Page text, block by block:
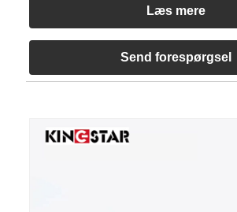
Læs mere
Send forespørgsel